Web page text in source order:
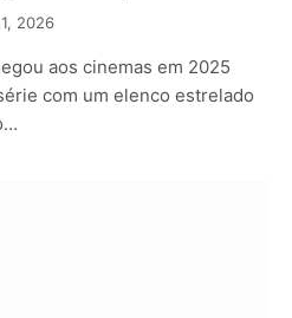
2026
aos cinemas em 2025
com um elenco estrelado